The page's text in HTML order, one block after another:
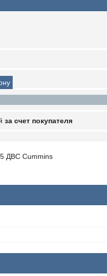
за счет покупателя
ДВС Cummins